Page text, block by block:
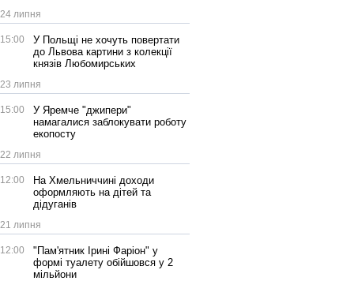
24 липня
15:00
У Польщі не хочуть повертати
до Львова картини з колекції
князів Любомирських
23 липня
15:00
У Яремче "джипери"
намагалися заблокувати роботу
екопосту
22 липня
12:00
На Хмельниччині доходи
оформляють на дітей та
дідуганів
21 липня
12:00
"Пам'ятник Ірині Фаріон" у
формі туалету обійшовся у 2
мільйони